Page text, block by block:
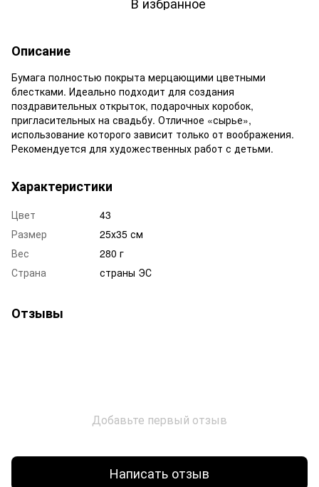
Описание
Бумага полностью покрыта мерцающими цветными
блестками. Идеально подходит для создания
поздравительных открыток, подарочных коробок,
пригласительных на свадьбу. Отличное «сырье»,
использование которого зависит только от воображения.
Рекомендуется для художественных работ с детьми.
Характеристики
Цвет
43
Размер
25х35 см
Вес
280 г
Страна
страны ЭС
Отзывы
Добавьте первый отзыв
Написать отзыв